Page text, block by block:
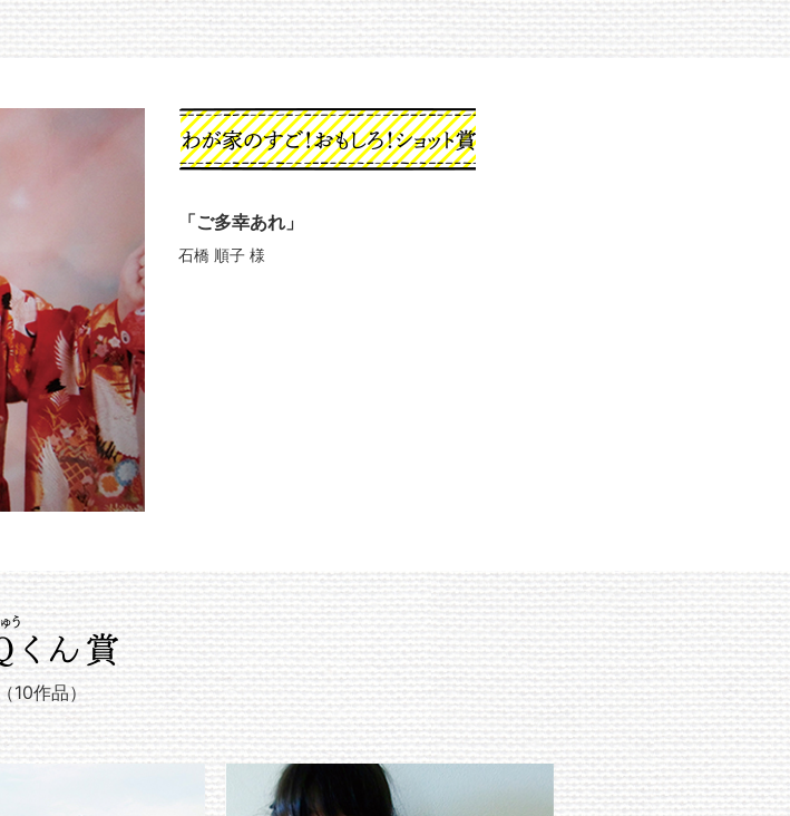
賞
「ご多幸あれ」
石橋 順子 様
IQくん賞
（10作品）